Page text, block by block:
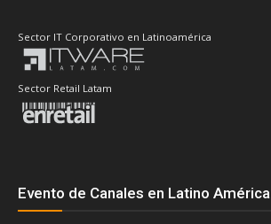
Sector IT Corporativo en Latinoamérica
Sector Retail Latam
Evento de Canales en Latino América